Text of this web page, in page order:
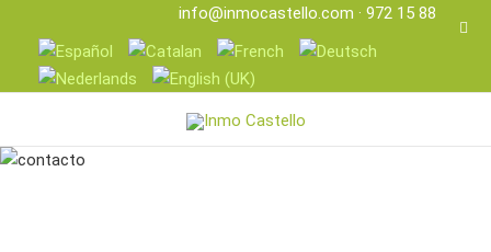
info@inmocastello.com · 972 15 88 25